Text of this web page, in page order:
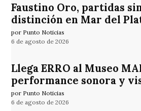
Faustino Oro, partidas
distinción en Mar del
por Punto Noticias
6 de agosto de 2026
Llega ERRO al Museo
performance sonora y
por Punto Noticias
6 de agosto de 2026